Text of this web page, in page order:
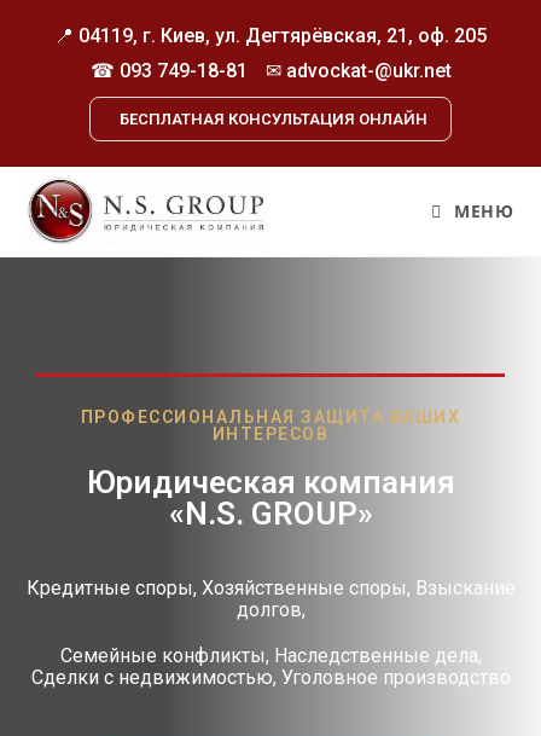
📍 04119, г. Киев, ул. Дегтярёвская, 21, оф. 205
☎ 093 749-18-81 ✉ advockat-@ukr.net
БЕСПЛАТНАЯ КОНСУЛЬТАЦИЯ ОНЛАЙН
МЕНЮ
ПРОФЕССИОНАЛЬНАЯ ЗАЩИТА ВАШИХ
ИНТЕРЕСОВ
Юридическая компания
«N.S. GROUP»
Кредитные споры, Хозяйственные споры, Взыскание
долгов,
Семейные конфликты, Наследственные дела,
Сделки с недвижимостью, Уголовное производство